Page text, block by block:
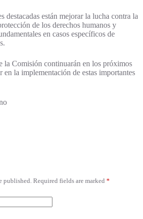
destacadas están mejorar la lucha contra la
de los derechos humanos y
en casos específicos de
la Comisión continuarán en los próximos
en la implementación de estas importantes
published. Required fields are marked *